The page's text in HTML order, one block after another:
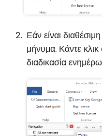
Εάν είναι
μήνυμα. Κάντε κλικ
διαδικασία